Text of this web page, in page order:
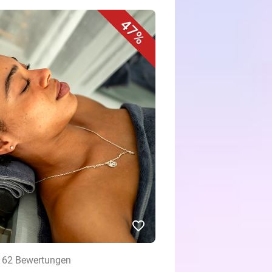
47%
favorite_border
62 Bewertungen